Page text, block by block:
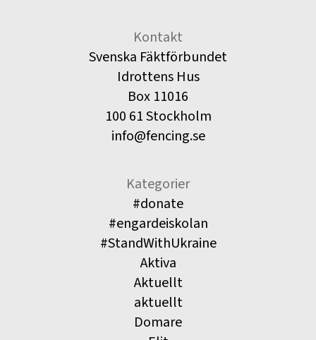
Kontakt
Svenska Fäktförbundet
Idrottens Hus
Box 11016
100 61 Stockholm
info@fencing.se
Kategorier
#donate
#engardeiskolan
#StandWithUkraine
Aktiva
Aktuellt
aktuellt
Domare